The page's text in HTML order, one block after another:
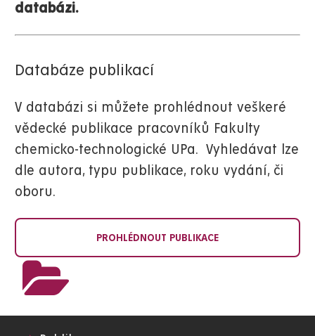
databázi.
Databáze publikací
V databázi si můžete prohlédnout veškeré
vědecké publikace pracovníků Fakulty
chemicko-technologické UPa. Vyhledávat lze
dle autora, typu publikace, roku vydání, či
oboru.
PROHLÉDNOUT PUBLIKACE